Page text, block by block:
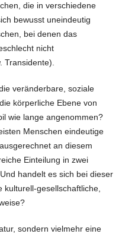
die in verschiedene
bewusst uneindeutig
bei denen das
nicht
Transidente).
veränderbare, soziale
körperliche Ebene von
wie lange angenommen?
Menschen eindeutige
an diesem
Einteilung in zwei
handelt es sich bei dieser
gesellschaftliche,
sondern vielmehr eine